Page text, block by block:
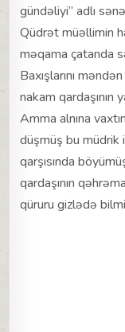
gündəliyi” adlı
Qüdrət müəllimin
məqama çatanda
Baxışlarını
nakam qardaşının
Amma alnına
düşmüş bu müdrik
qarşısında
qardaşının
qüruru gizlədə